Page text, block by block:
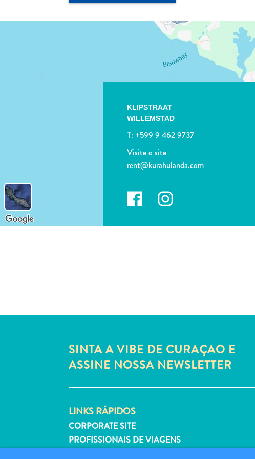
KLIPSTRAAT
WILLEMSTAD
T: +599 9 462 9737
Visite o site
rent@kurahulanda.com
SINTA A VIBE DE CURAÇAO E
ASSINE NOSSA NEWSLETTER
LINKS RÁPIDOS
CORPORATE SITE
PROFISSIONAIS DE VIAGENS